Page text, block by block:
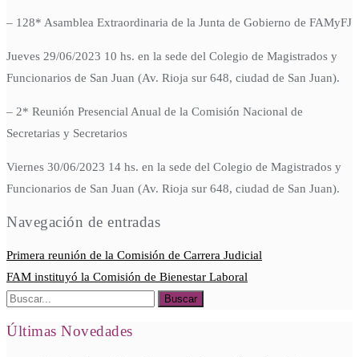
– 128* Asamblea Extraordinaria de la Junta de Gobierno de FAMyFJ
Jueves 29/06/2023 10 hs. en la sede del Colegio de Magistrados y
Funcionarios de San Juan (Av. Rioja sur 648, ciudad de San Juan).
– 2* Reunión Presencial Anual de la Comisión Nacional de
Secretarias y Secretarios
Viernes 30/06/2023 14 hs. en la sede del Colegio de Magistrados y
Funcionarios de San Juan (Av. Rioja sur 648, ciudad de San Juan).
Navegación de entradas
Primera reunión de la Comisión de Carrera Judicial
FAM instituyó la Comisión de Bienestar Laboral
Últimas Novedades